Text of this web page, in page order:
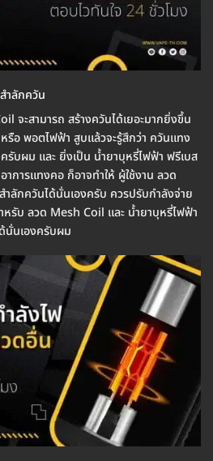
ำลักควัน
จะสามารถ สร้างควันได้เยอะมากยิ่งขึ้น
รือ พอตไฟฟ้า สูบแล้วจะรู้สึกว่า ควันแทง
รับผม และ ยิ่งเป็น น้ำยาบุหรี่ไฟฟ้า ฟรีเบส
การแทงคอ ก็อาจทำให้ ผู้ใช้งาน ลวด
ลักควันได้นั่นเองครับ ควรปรับกำลังจ่าย
หรับ ลวด Mesh Coil และ น้ำยาบุหรี่ไฟฟ้า
นั่นเองครับผม